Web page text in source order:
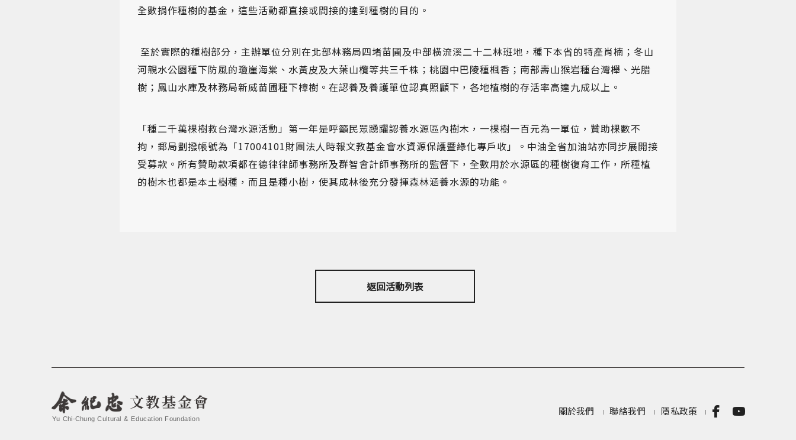
全數捐作種樹的基金，這些活動都直接或間接的達到種樹的目的。
至於實際的種樹部分，主辦單位分別在北部林務局四堵苗圃及中部橫流溪二十二林班地，種下本省的特產肖楠；冬山
河親水公園種下防風的瓊崖海棠、水黃皮及大葉山欖等共三千株；桃園中巴陵種楓香；南部壽山猴岩種台灣櫸、光腊
樹；鳳山水庫及林務局新威苗圃種下樟樹。在認養及養護單位認真照顧下，各地植樹的存活率高達九成以上。
「種二千萬棵樹救台灣水源活動」第一年是呼籲民眾踴躍認養水源區內樹木，一棵樹一百元為一單位，贊助棵數不
拘，郵局劃撥帳號為「17004101財團法人時報文教基金會水資源保護暨綠化專戶收」。中油全省加油站亦同步展開接
受募款。所有贊助款項都在德律律師事務所及群智會計師事務所的監督下，全數用於水源區的種樹復育工作，所種植
的樹木也都是本土樹種，而且是種小樹，使其成林後充分發揮森林涵養水源的功能。
返回活動列表
文教基金會
Yu Chi-Chung Cultural & Education Foundation
關於我們 聯絡我們 隱私政策